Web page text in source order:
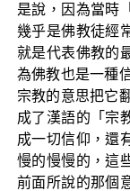
是說，因為當時
幾乎是佛教徒經
就是代表佛教的
為佛教也是一種
宗教的意思把它
成了漢語的「宗
成一切信仰，還
慢的慢慢的，這
前面所說的那個